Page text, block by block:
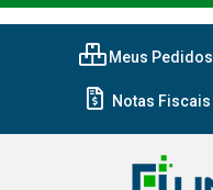
Meus Pedidos
Notas Fiscais